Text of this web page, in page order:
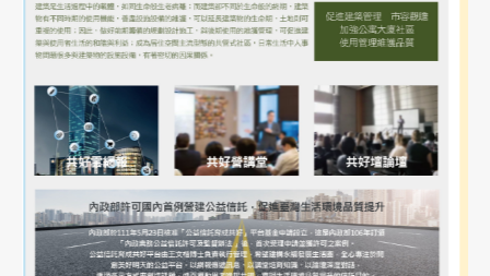
2023-11-06 協會公告
公益講座-國土計畫法功能分區與規劃實務
2023-09-02 協會公告
2024-02-23 協會公告
物業管理課程
113年9月18、19、25、26日(計4日)
113年9月公寓大廈事務管理人員培訓講習(台
南班)
See more